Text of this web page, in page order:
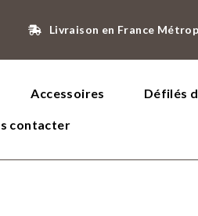
Livraison en France
Accessoires Défilés
contacter